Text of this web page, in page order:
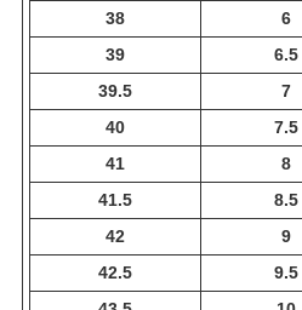
38 6
39
6.5
39.5
7
40
7.5
41
8
41.5
8.5
42
9
42.5
9.5